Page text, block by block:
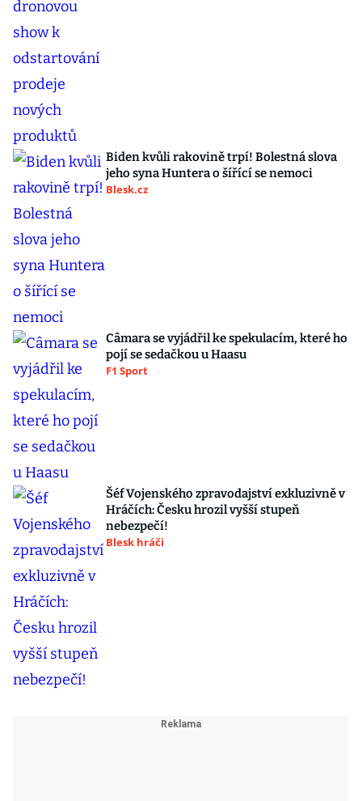
Biden kvůli rakovině trpí! Bolestná slova
jeho syna Huntera o šířící se nemoci
Blesk.cz
Câmara se vyjádřil ke spekulacím, které ho
pojí se sedačkou u Haasu
F1 Sport
Šéf Vojenského zpravodajství exkluzivně v
Hráčích: Česku hrozil vyšší stupeň
nebezpečí!
Blesk hráči